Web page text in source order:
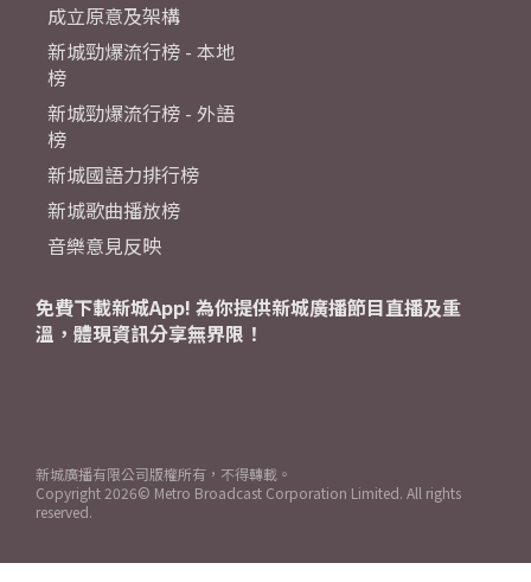
成立原意及架構
新城勁爆流行榜 - 本地
榜
新城勁爆流行榜 - 外語
榜
新城國語力排行榜
新城歌曲播放榜
音樂意見反映
免費下載新城App! 為你提供新城廣播節目直播及重
溫，體現資訊分享無界限！
新城廣播有限公司版權所有，不得轉載。
Copyright 2026© Metro Broadcast Corporation Limited. All rights
reserved.